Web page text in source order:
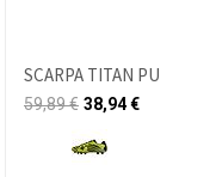
SCARPA TITAN PU
59,89€ 38,94€